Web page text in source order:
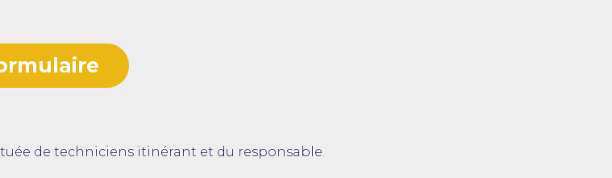
de techniciens itinérant et du responsable.